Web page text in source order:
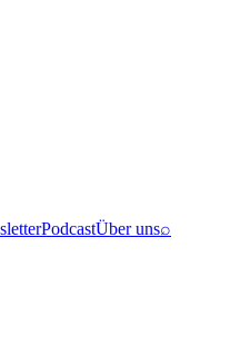
PodcastÜber uns⌕